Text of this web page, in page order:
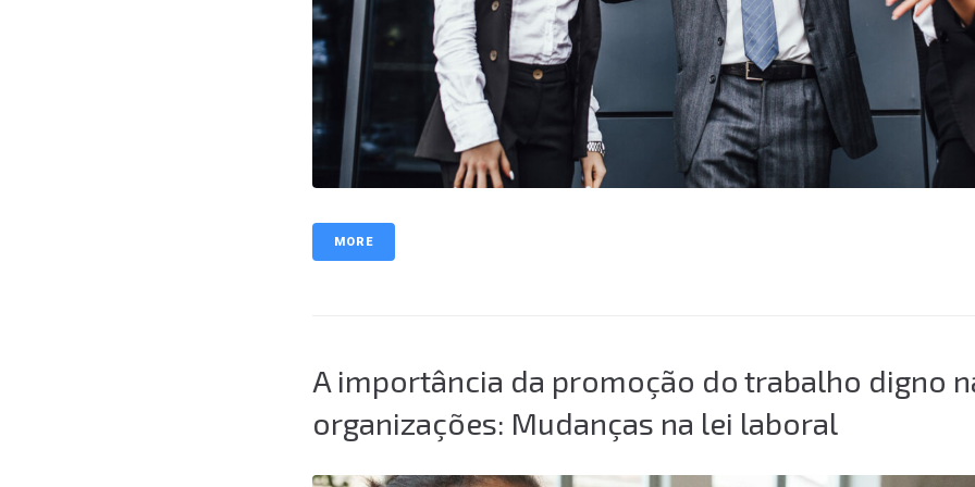
MORE
A importância da promoção do trabalho digno
organizações: Mudanças na lei laboral